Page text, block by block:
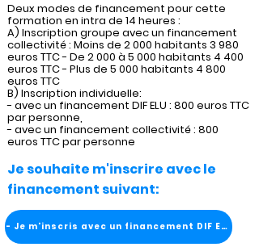
Deux modes de financement pour cette
formation en intra de 14 heures :
A) Inscription groupe avec un financement
collectivité : Moins de 2 000 habitants 3 980
euros TTC - De 2 000 à 5 000 habitants 4 400
euros TTC - Plus de 5 000 habitants 4 800
euros TTC
B) Inscription individuelle:
- avec un financement DIF ELU : 800 euros TTC
par personne,
- avec un financement collectivité : 800
euros TTC par personne
Je souhaite m'inscrire avec le
financement suivant:
- Je m'inscris avec un financement DIF ELU